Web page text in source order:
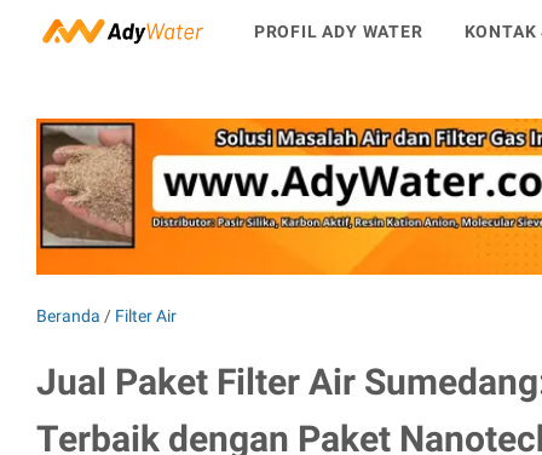
PROFIL ADY WATER
Beranda / Filter Air
Jual Paket Filter Air
Terbaik dengan Paket